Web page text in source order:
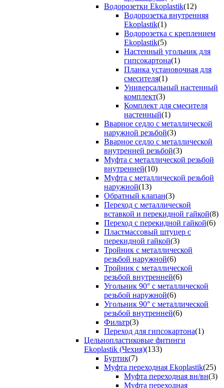
Водорозетки Ekoplastik(12)
Водорозетка внутренняя
Ekoplastik(1)
Водорозетка с креплением
Ekoplastik(5)
Настенный угольник для
гипсокартона(1)
Планка установочная для
смесителя(1)
Универсальный настенный
комплект(3)
Комплект для смесителя
настенный(1)
Вварное седло с металлической
наружной резьбой(3)
Вварное седло с металлической
внутренней резьбой(3)
Муфта с металлической резьбой
внутренней(10)
Муфта с металлической резьбой
наружной(13)
Обратный клапан(3)
Переход с металлической
вставкой и перекидной гайкой(8)
Переход с перекидной гайкой(6)
Пластмассовый штуцер с
перекидной гайкой(3)
Тройник с металлической
резьбой наружной(6)
Тройник с металлической
резьбой внутренней(6)
Угольник 90° с металлической
резьбой наружной(6)
Угольник 90° с металлической
резьбой внутренней(6)
Фильтр(3)
Переход для гипсокартона(1)
Цельнопластиковые фитинги
Ekoplastik (Чехия)(133)
Буртик(7)
Муфта переходная Ekoplastik(25)
Муфта переходная вн/вн(3)
Муфта переходная